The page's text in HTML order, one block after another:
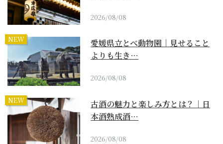
2026/08/08
NEW
愛媛県立とべ動物園｜見せること
よりも生き…
2026/08/08
NEW
古酒の魅力と楽しみ方とは？｜日
本酒熟成酒…
2026/08/08